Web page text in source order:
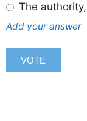
The
Add your answer